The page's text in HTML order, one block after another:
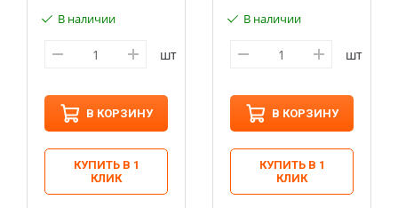
В наличии
шт
В КОРЗИНУ
КУПИТЬ В 1
КЛИК
В наличии
шт
В КОРЗИНУ
КУПИТЬ В 1
КЛИК